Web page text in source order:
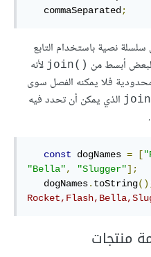
   commaSeparated
;
نصية باستخدام التابع
أبسط من ()join
لأنه
محدودية فلا يمكنه الفصل سوى
الذي يمكن أن تحدد فيه
const dogNames = [
"Bella", "Slugger"];
   dogNames
. toString
منتجات